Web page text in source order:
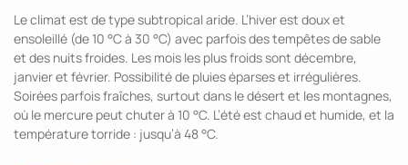
Le climat est de type subtropical aride. L’hiver est doux et
ensoleillé (de 10 °C à 30 °C) avec parfois des tempêtes de sable
et des nuits froides. Les mois les plus froids sont décembre,
janvier et février. Possibilité de pluies éparses et irrégulières.
Soirées parfois fraîches, surtout dans le désert et les montagnes,
où le mercure peut chuter à 10 °C. L’été est chaud et humide, et la
température torride : jusqu’à 48 °C.